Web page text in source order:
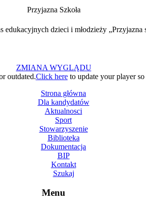
Przyjazna Szkoła
dzieci i młodzieży „Przyjazna
ZMIANA WYGLĄDU
outdated.Click hereto update your player so
Strona główna
Dla kandydatów
Aktualnosci
Sport
Stowarzyszenie
Biblioteka
Dokumentacja
BIP
Kontakt
Szukaj
Menu